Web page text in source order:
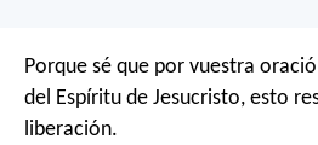
Porque sé que por vuestra
del Espíritu de Jesucristo, esto
liberación.